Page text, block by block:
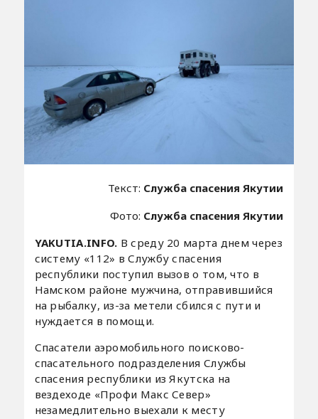
Текст: Служба спасения Якутии
Фото: Служба спасения Якутии
YAKUTIA.INFO. В среду 20 марта днем через
систему «112» в Службу спасения
республики поступил вызов о том, что в
Намском районе мужчина, отправившийся
на рыбалку, из-за метели сбился с пути и
нуждается в помощи.
Спасатели аэромобильного поисково-
спасательного подразделения Службы
спасения республики из Якутска на
вездеходе «Профи Макс Север»
незамедлительно выехали к месту